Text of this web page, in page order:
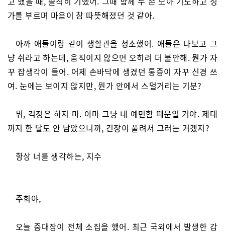
가를 부르며 마음이 참 따뜻해졌던 것 같아.
아까 애들이랑 같이 생활관을 청소했어. 애들은 나보고 그
냥 쉬라고 하는데, 움직이지 않으면 오히려 더 불안해. 뭔가 자
꾸 잡생각이 들어. 어제 손바닥에 생겼던 통증이 자꾸 신경 쓰
여. 눈에는 보이지 않지만, 뭔가 안에서 스멀거리는 기분?
뭐, 걱정은 하지 마. 아마 그냥 내 예민함 때문일 거야. 제대
까지 한 달도 안 남았으니까, 긴장이 풀려서 그러는 거겠지?
항상 너를 생각하는, 지수
주희야,
오늘 중대장이 전체 소집을 했어. 최근 국외에서 발생한 감